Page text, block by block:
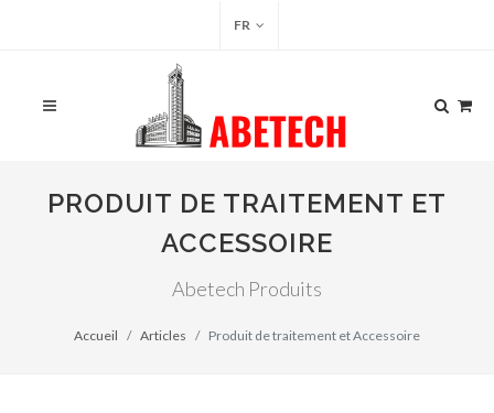
FR
PRODUIT DE TRAITEMENT ET
ACCESSOIRE
Abetech Produits
Accueil Articles Produit de traitement et Accessoire